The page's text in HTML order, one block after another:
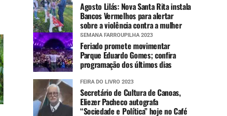
Agosto Lilás: Nova Santa Rita instala
Bancos Vermelhos para alertar
sobre a violência contra a mulher
SEMANA FARROUPILHA 2023
Feriado promete movimentar
Parque Eduardo Gomes; confira
programação dos últimos dias
FEIRA DO LIVRO 2023
Secretário de Cultura de Canoas,
Eliezer Pacheco autografa
“Sociedade e Política” hoje no Café